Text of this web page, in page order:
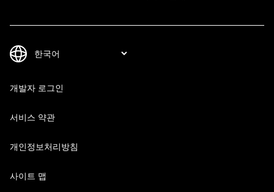
개발자 로그인
서비스 약관
개인정보처리방침
사이트 맵